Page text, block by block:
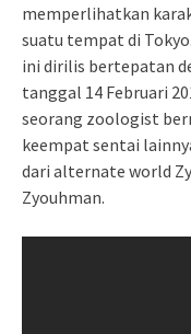
memperlihatkan
suatu tempat di
ini dirilis bertepatan
tanggal 14 Februari
seorang zoologist
keempat sentai
dari alternate world
Zyouhman.